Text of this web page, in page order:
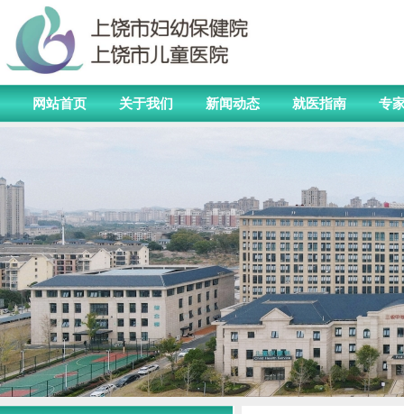
网站首页 关于我们 新闻动态 就医指南 专